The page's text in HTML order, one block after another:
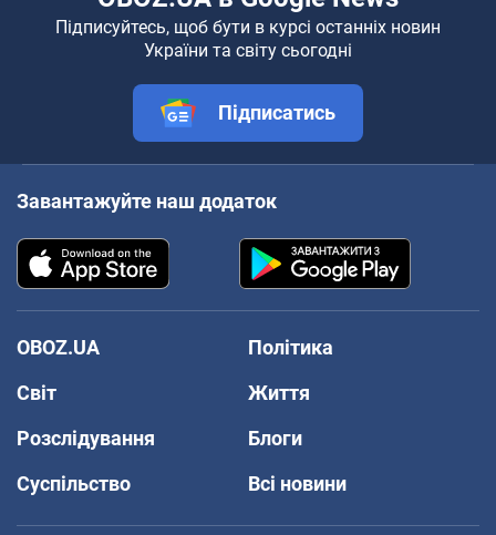
Підписуйтесь, щоб бути в курсі останніх новин
України та світу сьогодні
Підписатись
Завантажуйте наш додаток
OBOZ.UA
Політика
Світ
Життя
Розслідування
Блоги
Суспільство
Всі новини